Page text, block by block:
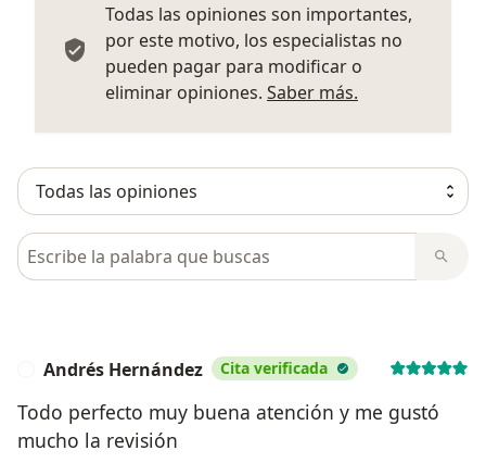
Todas las opiniones son importantes,
por este motivo, los especialistas no
pueden pagar para modificar o
eliminar opiniones. Saber más.
Busca en opiniones
Andrés Hernández Cita verificada
Todo perfecto muy buena atención y me gustó
mucho la revisión